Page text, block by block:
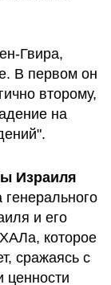
Гвира,
В первом он
второму,
на
Израиля
и его
которое
сражаясь с
ценности